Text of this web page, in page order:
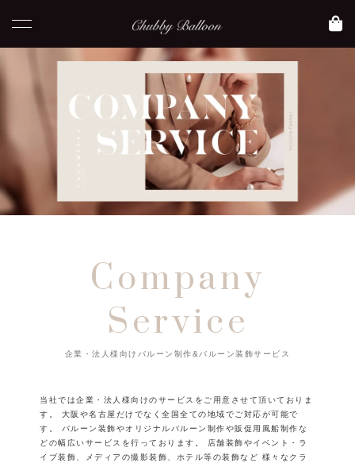
Company
Service
企業・法人様向けバルーン制作&バルーン装飾サービス
当社では企業・法人様向けのサービスをご用意させて頂いておりま
す。
大阪や名古屋だけでなく全国全ての地域でご対応が可能で
す。
バルーン装飾やオリジナルバルーン制作や販促用風船制作な
どの幅広いサービスを行っております。
店舗装飾やイベント・ラ
イブ装飾、メディアの撮影装飾、ホテル等の装飾など 様々なクラ